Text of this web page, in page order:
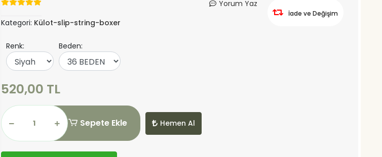
Yorum Yaz
Kategori: Külot-slip-string-boxer
Renk: Beden:
520,00 TL
Sepete Ekle Hemen Al
İade ve Değişim